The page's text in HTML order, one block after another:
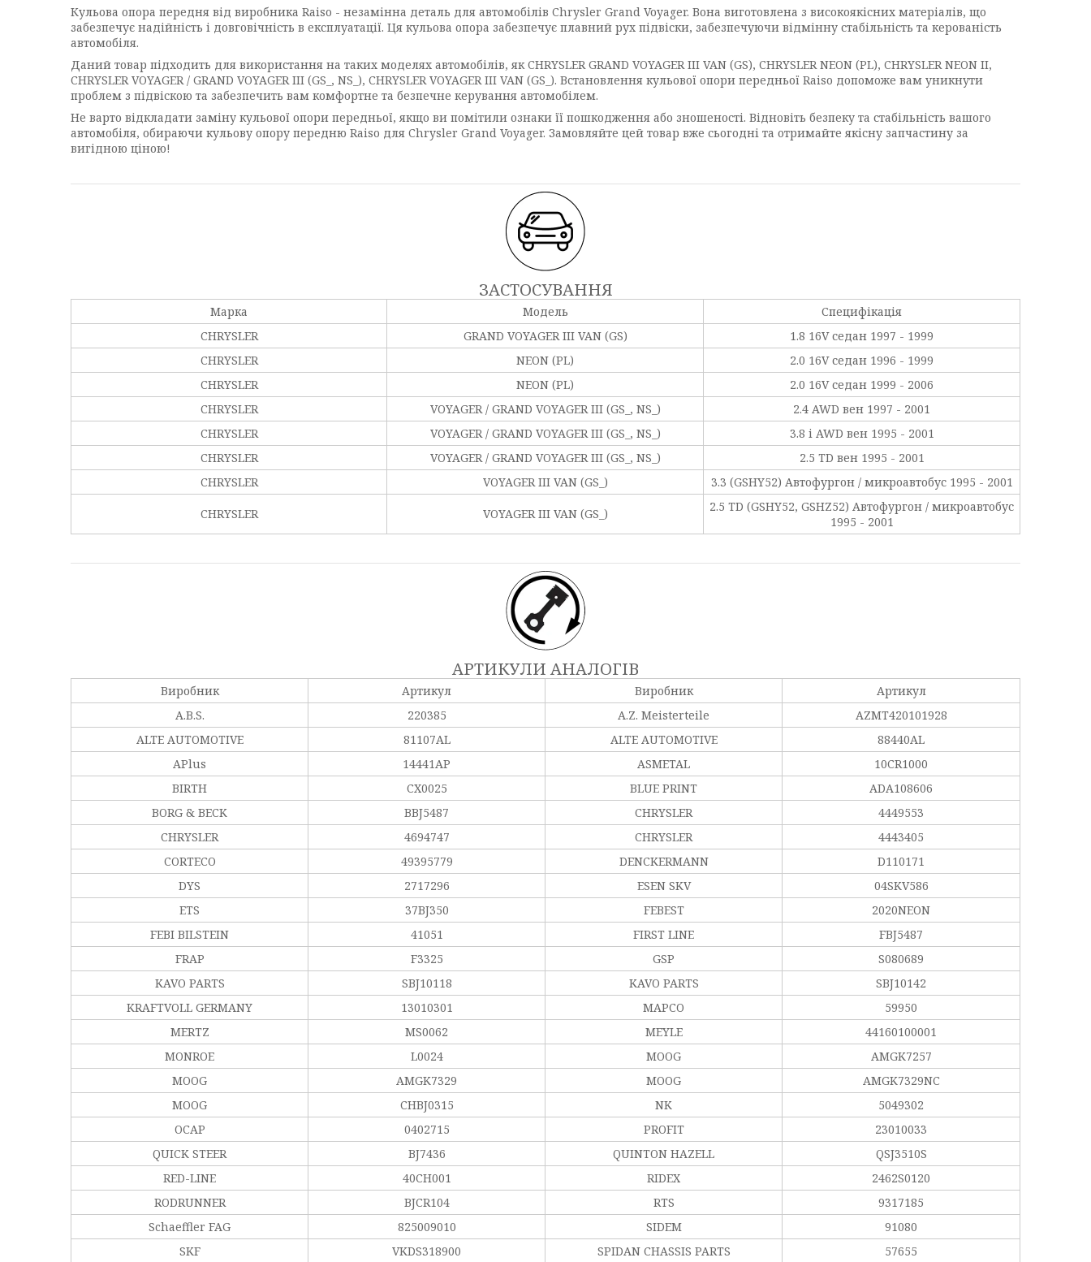
Кульова опора передня від виробника Raiso - незамінна деталь для автомобілів Chrysler Grand Voyager. Вона виготовлена з високоякісних матеріалів, що
забезпечує надійність і довговічність в експлуатації. Ця кульова опора забезпечує плавний рух підвіски, забезпечуючи відмінну стабільність та керованість
автомобіля.
Даний товар підходить для використання на таких моделях автомобілів, як CHRYSLER GRAND VOYAGER III VAN (GS), CHRYSLER NEON (PL), CHRYSLER NEON II,
CHRYSLER VOYAGER / GRAND VOYAGER III (GS_, NS_), CHRYSLER VOYAGER III VAN (GS_). Встановлення кульової опори передньої Raiso допоможе вам уникнути
проблем з підвіскою та забезпечить вам комфортне та безпечне керування автомобілем.
Не варто відкладати заміну кульової опори передньої, якщо ви помітили ознаки її пошкодження або зношеності. Відновіть безпеку та стабільність вашого
автомобіля, обираючи кульову опору передню Raiso для Chrysler Grand Voyager. Замовляйте цей товар вже сьогодні та отримайте якісну запчастину за
вигідною ціною!
ЗАСТОСУВАННЯ
Марка Модель
Специфікація
CHRYSLER
GRAND VOYAGER III VAN (GS)
1.8 16V седан 1997 - 1999
CHRYSLER
NEON (PL)
2.0 16V седан 1996 - 1999
CHRYSLER
NEON (PL)
2.0 16V седан 1999 - 2006
CHRYSLER
VOYAGER / GRAND VOYAGER III (GS_, NS_)
2.4 AWD вен 1997 - 2001
CHRYSLER
VOYAGER / GRAND VOYAGER III (GS_, NS_)
3.8 i AWD вен 1995 - 2001
CHRYSLER
VOYAGER / GRAND VOYAGER III (GS_, NS_)
2.5 TD вен 1995 - 2001
CHRYSLER
VOYAGER III VAN (GS_) 3.3 (GSHY52) Автофургон / микроавтобус 1995 - 2001
CHRYSLER VOYAGER III VAN (GS_)
2.5 TD (GSHY52, GSHZ52) Автофургон / микроавтобус
1995 - 2001
АРТИКУЛИ АНАЛОГІВ
Виробник Артикул Виробник
Артикул
A.B.S.
220385 A.Z. Meisterteile
AZMT420101928
ALTE AUTOMOTIVE
81107AL ALTE AUTOMOTIVE
88440AL
APlus
14441AP ASMETAL
10CR1000
BIRTH
CX0025 BLUE PRINT
ADA108606
BORG & BECK
BBJ5487 CHRYSLER
4449553
CHRYSLER
4694747 CHRYSLER
4443405
CORTECO
49395779 DENCKERMANN
D110171
DYS
2717296 ESEN SKV
04SKV586
ETS
37BJ350 FEBEST
2020NEON
FEBI BILSTEIN
41051 FIRST LINE
FBJ5487
FRAP
F3325 GSP
S080689
KAVO PARTS
SBJ10118 KAVO PARTS
SBJ10142
KRAFTVOLL GERMANY
13010301 MAPCO
59950
MERTZ
MS0062 MEYLE
44160100001
MONROE
L0024 MOOG
AMGK7257
MOOG
AMGK7329 MOOG
AMGK7329NC
MOOG
CHBJ0315 NK
5049302
OCAP
0402715 PROFIT
23010033
QUICK STEER
BJ7436 QUINTON HAZELL
QSJ3510S
RED-LINE
40CH001 RIDEX
2462S0120
RODRUNNER
BJCR104 RTS
9317185
Schaeffler FAG
825009010 SIDEM
91080
SKF
VKDS318900 SPIDAN CHASSIS PARTS
57655